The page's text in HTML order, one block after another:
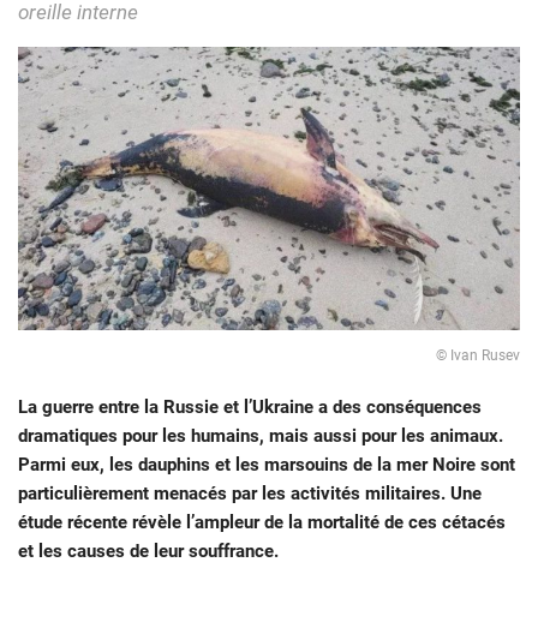
oreille interne
© Ivan Rusev
La guerre entre la Russie et l’Ukraine a des conséquences
dramatiques pour les humains, mais aussi pour les animaux.
Parmi eux, les dauphins et les marsouins de la mer Noire sont
particulièrement menacés par les activités militaires. Une
étude récente révèle l’ampleur de la mortalité de ces cétacés
et les causes de leur souffrance.